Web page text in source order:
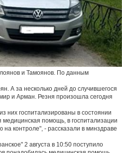
и Тамоянов. По данным
А за несколько дней до случившегося
и Арман. Резня произошла сегодня
них госпитализированы в состоянии
помощь, в госпитализации
контроле", - рассказали в минздраве
2 августа в 10:50 поступило